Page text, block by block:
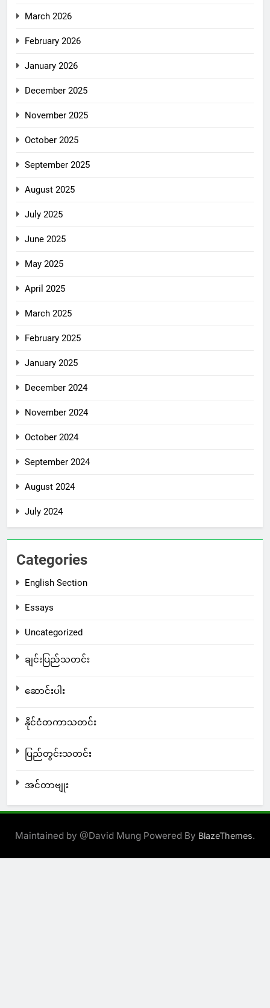
March 2026
February 2026
January 2026
December 2025
November 2025
October 2025
September 2025
August 2025
July 2025
June 2025
May 2025
April 2025
March 2025
February 2025
January 2025
December 2024
November 2024
October 2024
September 2024
August 2024
July 2024
Categories
English Section
Essays
Uncategorized
ချင်းပြည်သတင်း
ဆောင်းပါး
နိုင်ငံတကာသတင်း
ပြည်တွင်းသတင်း
အင်တာဗျုး
Maintained by @David Mung Powered By BlazeThemes.